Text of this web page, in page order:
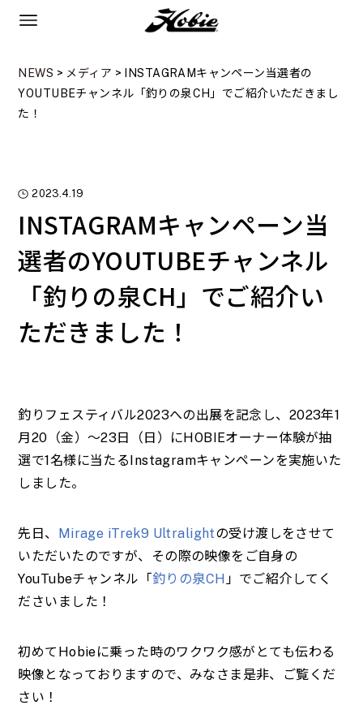
NEWS > メディア >
INSTAGRAMキャンペーン当選者の
YOUTUBEチャンネル「釣りの泉CH」でご紹介いただきまし
た！
2023.4.19
INSTAGRAMキャンペーン当
選者のYOUTUBEチャンネル
「釣りの泉CH」でご紹介い
ただきました！
釣りフェスティバル2023への出展を記念し、 2023年1
月20（金）～23日（日）にHOBIEオーナー体験が抽
選で1名様に当たるInstagramキャンペーンを実施いた
しました。
先日、 Mirage iTrek9 Ultralightの受け渡しをさせて
いただいたのですが、その際の映像をご自身の
YouTubeチャンネル「 釣りの泉CH 」でご紹介してく
ださいました！
初めてHobieに乗った時のワクワク感がとても伝わる
映像となっておりますので、みなさま是非、ご覧くだ
さい！